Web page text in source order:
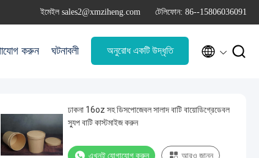
ইমেইল sales2@xmziheng.com টেলিফোন: 86--15806036091
করুন ঘটনাবলী অনুরোধ একটি উদ্ধৃতি  
ঢাকনা 16oz সহ ডিসপোজেবল সালাদ বাটি বায়োডিগ্রেডেবল
স্যুপ বাটি কাস্টমাইজ করুন
এখনই যোগাযোগ করুন আরও জানুন